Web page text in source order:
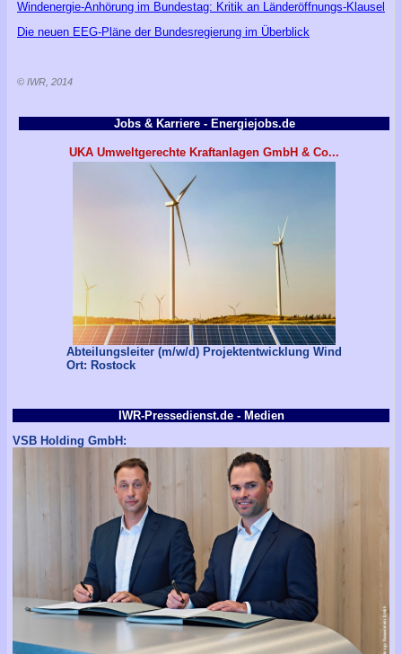
Windenergie-Anhörung im Bundestag: Kritik an Länderöffnungs-Klausel
Die neuen EEG-Pläne der Bundesregierung im Überblick
© IWR, 2014
Jobs & Karriere - Energiejobs.de
UKA Umweltgerechte Kraftanlagen GmbH & Co...
Abteilungsleiter (m/w/d) Projektentwicklung Wind
Ort: Rostock
IWR-Pressedienst.de - Medien
VSB Holding GmbH: